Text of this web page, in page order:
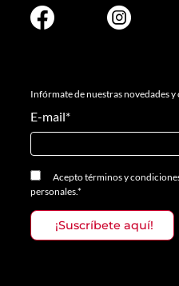
Infórmate de nuestras novedades y
E-mail*
Aceptotérminos y
personales.*